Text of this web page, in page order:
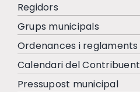
Regidors
Grups municipals
Ordenances i reglaments
Calendari del Contribuent
Pressupost municipal